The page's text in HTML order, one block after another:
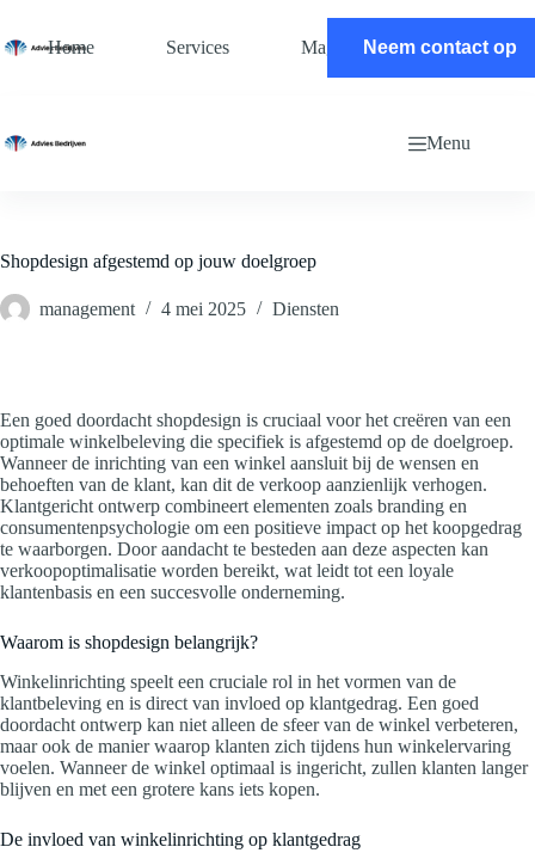
de
Home Services Magazine Contact
Neem contact op
Menu
Shopdesign afgestemd op jouw doelgroep
management 4 mei 2025 Diensten
Een goed doordacht shopdesign is cruciaal voor het creëren van een
optimale winkelbeleving die specifiek is afgestemd op de doelgroep.
Wanneer de inrichting van een winkel aansluit bij de wensen en
behoeften van de klant, kan dit de verkoop aanzienlijk verhogen.
Klantgericht ontwerp combineert elementen zoals branding en
consumentenpsychologie om een positieve impact op het koopgedrag
te waarborgen. Door aandacht te besteden aan deze aspecten kan
verkoopoptimalisatie worden bereikt, wat leidt tot een loyale
klantenbasis en een succesvolle onderneming.
Waarom is shopdesign belangrijk?
Winkelinrichting speelt een cruciale rol in het vormen van de
klantbeleving en is direct van invloed op klantgedrag. Een goed
doordacht ontwerp kan niet alleen de sfeer van de winkel verbeteren,
maar ook de manier waarop klanten zich tijdens hun winkelervaring
voelen. Wanneer de winkel optimaal is ingericht, zullen klanten langer
blijven en met een grotere kans iets kopen.
De invloed van winkelinrichting op klantgedrag